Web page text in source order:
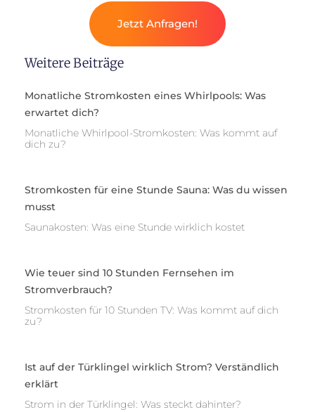
Jetzt Anfragen!
Weitere Beiträge
Monatliche Stromkosten eines Whirlpools: Was
erwartet dich?
Monatliche Whirlpool-Stromkosten: Was kommt auf
dich zu?
Stromkosten für eine Stunde Sauna: Was du wissen
musst
Saunakosten: Was eine Stunde wirklich kostet
Wie teuer sind 10 Stunden Fernsehen im
Stromverbrauch?
Stromkosten für 10 Stunden TV: Was kommt auf dich
zu?
Ist auf der Türklingel wirklich Strom? Verständlich
erklärt
Strom in der Türklingel: Was steckt dahinter?